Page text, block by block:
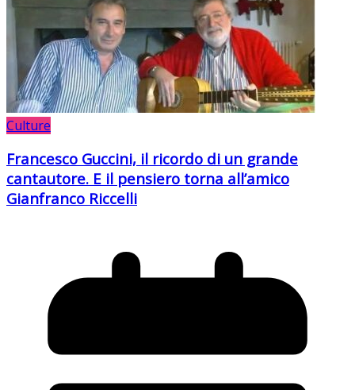
Culture
Francesco Guccini, il ricordo di un grande
cantautore. E il pensiero torna all’amico
Gianfranco Riccelli